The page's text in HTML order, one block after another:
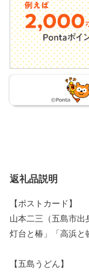
返礼品説明
【ポストカード】
山本二三（五島市出
灯台と椿」「高浜と
【五島うどん】